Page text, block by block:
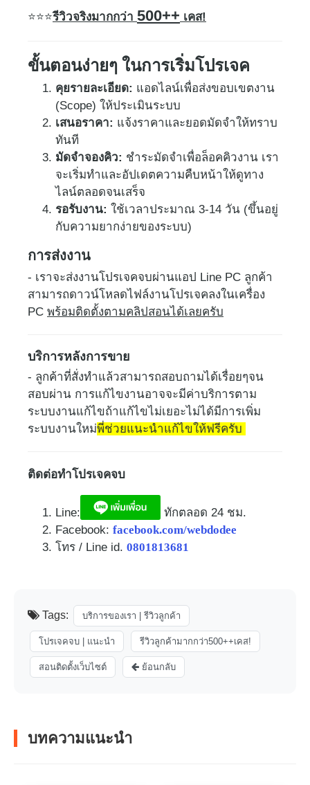
⭐⭐⭐รีวิวจริงมากกว่า 500++ เคส!
ขั้นตอนง่ายๆ ในการเริ่มโปรเจค
คุยรายละเอียด: แอดไลน์เพื่อส่งขอบเขตงาน
(Scope) ให้ประเมินระบบ
เสนอราคา: แจ้งราคาและยอดมัดจำให้ทราบ
ทันที
มัดจำจองคิว: ชำระมัดจำเพื่อล็อคคิวงาน เรา
จะเริ่มทำและอัปเดตความคืบหน้าให้ดูทาง
ไลน์ตลอดจนเสร็จ
รอรับงาน: ใช้เวลาประมาณ 3-14 วัน (ขึ้นอยู่
กับความยากง่ายของระบบ)
การส่งงาน
- เราจะส่งงานโปรเจคจบผ่านแอป Line PC ลูกค้า
สามารถดาวน์โหลดไฟล์งานโปรเจคลงในเครื่อง
PC พร้อมติดตั้งตามคลิปสอนได้เลยครับ
บริการหลังการขาย
- ลูกค้าที่สั่งทำแล้วสามารถสอบถามได้เรื่อยๆจน
สอบผ่าน การแก้ไขงานอาจจะมีค่าบริการตาม
ระบบงานแก้ไขถ้าแก้ไขไม่เยอะไม่ได้มีการเพิ่ม
ระบบงานใหม่พี่ช่วยแนะนำแก้ไขให้ฟรีครับ
ติดต่อทำโปรเจคจบ
Line:
ทักตลอด 24 ชม.​
Facebook: facebook.com/webdodee
โทร / Line id. 0801813681
Tags: บริการของเรา | รีวิวลูกค้า
โปรเจคจบ | แนะนำ รีวิวลูกค้ามากกว่า500++เคส!
สอนติดตั้งเว็บไซต์ ย้อนกลับ
บทความแนะนำ